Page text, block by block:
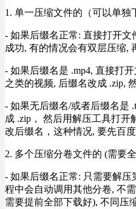
1. 单一压缩文件的（可以单独
- 如果后缀名正常: 直接打开文
成功, 有的情况会有双层压缩,
- 如果后缀名是 .mp4, 直接打
之类的视频, 后缀名改成 .zip,
- 如果无后缀名/或者后缀名是
成 .zip， 然后用解压工具打开
改后缀名，这种情况, 要先百
2. 多个压缩分卷文件的 (需要
- 如果后缀名正常: 只需要解
程中会自动调用其他分卷, 不
需要提前全部下载好), 不同压